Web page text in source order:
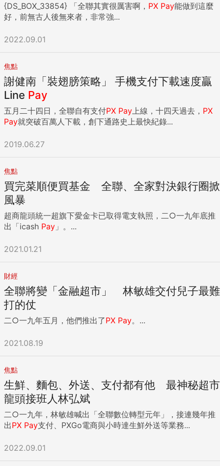
{DS_BOX_33854} 「全聯其實很厲害啊， PX Pay能做到這麼
好，前無古人後無來者，非常強...
2022.09.01
焦點
謝健南「裝翅膀策略」 手機支付下載速度贏
Line Pay
五月二十四日，全聯自有支付PX Pay 上線，十四天過去， PX
Pay就突破百萬人下載，創下通路史上最快紀錄...
2019.06.27
焦點
買完菜順便買基金 全聯、全家對決銀行圈掀
風暴
超商龍頭統一超旗下愛金卡已取得電支執照，二○一九年底推
出「icash Pay 」。...
2021.01.21
財經
全聯將變「金融超市」 林敏雄交付兒子最難
打的仗
二○一九年五月，他們推出了PX Pay。...
2021.08.19
焦點
生鮮、麵包、外送、支付都有他 最神秘超市
龍頭接班人林弘斌
二○一九年，林敏雄喊出「全聯數位轉型元年」，接連幾年推
出PX Pay支付、PXGo電商與小時達生鮮外送等業務...
2022.09.01